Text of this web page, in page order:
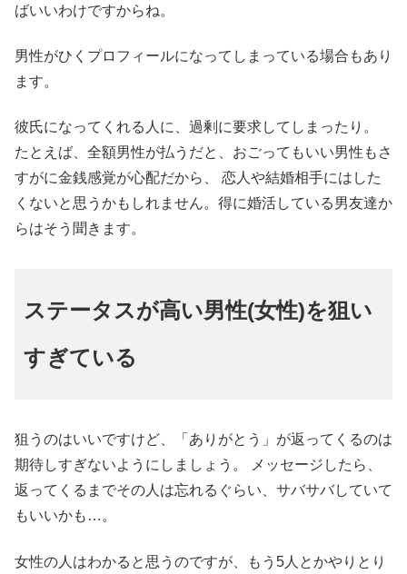
ばいいわけですからね。
男性がひくプロフィールになってしまっている場合もあり
ます。
彼氏になってくれる人に、過剰に要求してしまったり。
たとえば、全額男性が払うだと、おごってもいい男性もさ
すがに金銭感覚が心配だから、 恋人や結婚相手にはした
くないと思うかもしれません。得に婚活している男友達か
らはそう聞きます。
ステータスが高い男性(女性)を狙い
すぎている
狙うのはいいですけど、「ありがとう」が返ってくるのは
期待しすぎないようにしましょう。 メッセージしたら、
返ってくるまでその人は忘れるぐらい、サバサバしていて
もいいかも…。
女性の人はわかると思うのですが、もう5人とかやりとり